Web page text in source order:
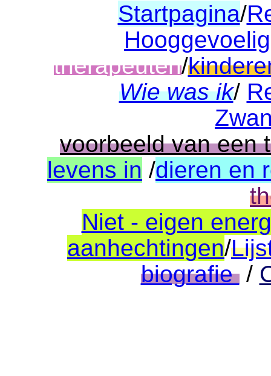
Startpagina/
therapeuten/
Wie was ik/
voorbeeld van een
levens in /dieren en
Niet - eigen
aanhechtingen/
biografie/